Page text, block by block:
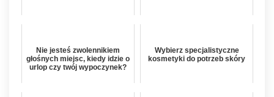
Nie jesteś zwolennikiem
głośnych miejsc, kiedy idzie o
urlop czy twój wypoczynek?
Wybierz specjalistyczne
kosmetyki do potrzeb skóry